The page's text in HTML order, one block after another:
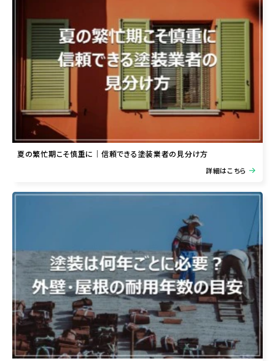
夏の繁忙期こそ慎重に｜信頼できる塗装業者の見分け方
詳細はこちら